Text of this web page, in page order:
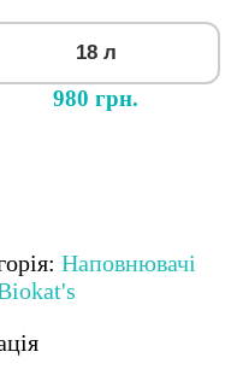
18 л
980 грн.
Наповнювачі